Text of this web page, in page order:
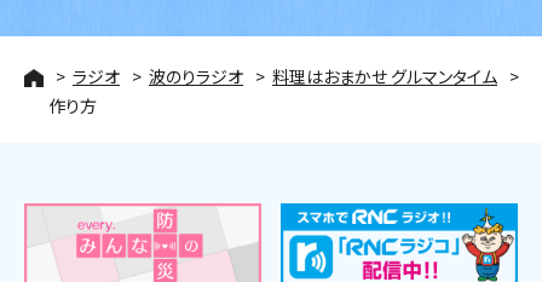
ラジオ 波のりラジオ
料理はおまかせ グルマンタイム
作り方